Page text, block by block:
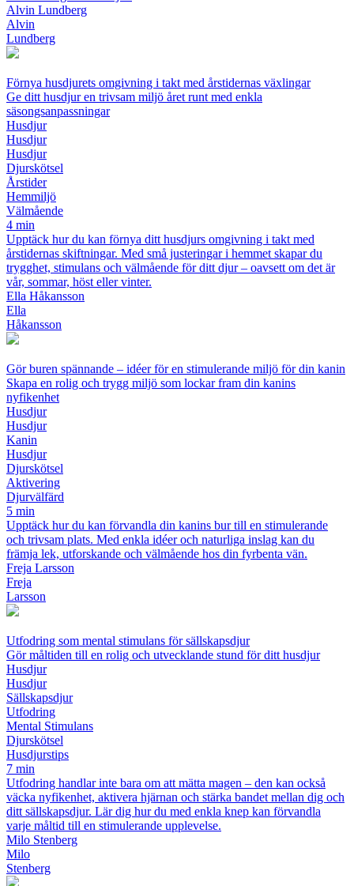
Alvin Lundberg
Alvin
Lundberg
Förnya husdjurets omgivning i takt med årstidernas växlingar
Ge ditt husdjur en trivsam miljö året runt med enkla
säsongsanpassningar
Husdjur
Husdjur
Husdjur
Djurskötsel
Årstider
Hemmiljö
Välmående
4 min
Upptäck hur du kan förnya ditt husdjurs omgivning i takt med
årstidernas skiftningar. Med små justeringar i hemmet skapar du
trygghet, stimulans och välmående för ditt djur – oavsett om det är
vår, sommar, höst eller vinter.
Ella Håkansson
Ella
Håkansson
Gör buren spännande – idéer för en stimulerande miljö för din kanin
Skapa en rolig och trygg miljö som lockar fram din kanins
nyfikenhet
Husdjur
Husdjur
Kanin
Husdjur
Djurskötsel
Aktivering
Djurvälfärd
5 min
Upptäck hur du kan förvandla din kanins bur till en stimulerande
och trivsam plats. Med enkla idéer och naturliga inslag kan du
främja lek, utforskande och välmående hos din fyrbenta vän.
Freja Larsson
Freja
Larsson
Utfodring som mental stimulans för sällskapsdjur
Gör måltiden till en rolig och utvecklande stund för ditt husdjur
Husdjur
Husdjur
Sällskapsdjur
Utfodring
Mental Stimulans
Djurskötsel
Husdjurstips
7 min
Utfodring handlar inte bara om att mätta magen – den kan också
väcka nyfikenhet, aktivera hjärnan och stärka bandet mellan dig och
ditt sällskapsdjur. Lär dig hur du med enkla knep kan förvandla
varje måltid till en stimulerande upplevelse.
Milo Stenberg
Milo
Stenberg